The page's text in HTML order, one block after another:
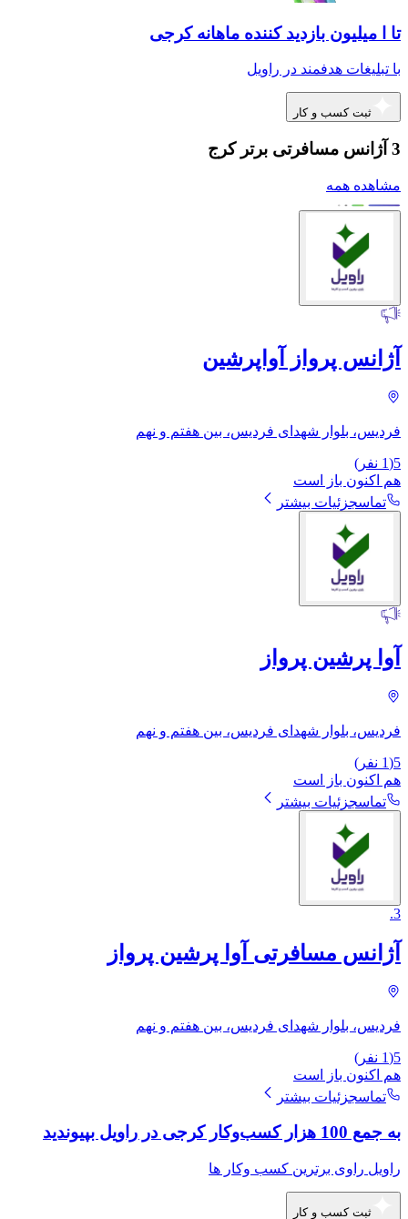
تا ا میلیون بازدید کننده ماهانه کرجی
با تبلیغات هدفمند در راویل
ثبت کسب و کار
3 آژانس مسافرتی برتر کرج
مشاهده همه
آژانس پرواز آواپرشین
فردیس، بلوار شهدای فردیس، بین هفتم و نهم
5
(
1 نفر)
هم اکنون باز است
تماسجزئیات بیشتر
آوا پرشین پرواز
فردیس، بلوار شهدای فردیس، بین هفتم و نهم
5
(
1 نفر)
هم اکنون باز است
تماسجزئیات بیشتر
3
.
آژانس مسافرتی آوا پرشین پرواز
فردیس، بلوار شهدای فردیس، بین هفتم و نهم
5
(
1 نفر)
هم اکنون باز است
تماسجزئیات بیشتر
به جمع 100 هزار کسب‌وکار کرجی در راویل بپیوندید
راویل راوی برترین کسب وکار ها
ثبت کسب و کار